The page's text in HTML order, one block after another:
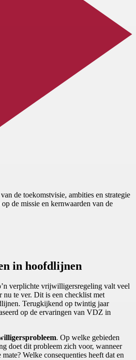
de toekomstvisie, ambities en strategie
de missie en kernwaarden van de
in hoofdlijnen
verplichte vrijwilligersregeling valt veel
nu te ver. Dit is een checklist met
Terugkijkend op twintig jaar
op de ervaringen van VDZ in
. Op welke gebieden
doet dit probleem zich voor, wanneer
Welke consequenties heeft dat en